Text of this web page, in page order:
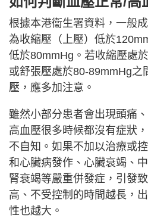
根據本港衞生署資料，一般
為收縮壓（上壓）低於
低於80mmHg。若收縮壓處
或舒張壓處於80-89mmHg之
壓，應多加注意。
雖然小部分患者會出現頭痛
高血壓很多時候都沒有症狀
不自知。如果不加以治療或
和心臟病發作、心臟衰竭、
腎衰竭等嚴重併發症，引發
高、不受控制的時間越長，
性也越大。